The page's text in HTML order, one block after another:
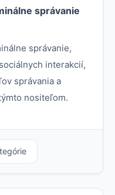
správanie
správanie,
interakcií,
správania a
nositeľom.